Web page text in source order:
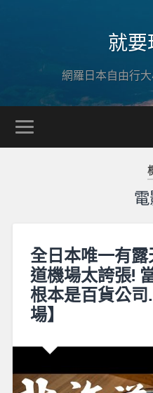
就
網羅日本自由行
全日本唯一有
道機場太誇張!
根本是百貨公
場】